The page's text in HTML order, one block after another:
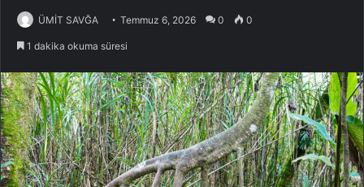
ÜMİT SAVĞA Temmuz 6, 2026 0 0
1 dakika okuma süresi